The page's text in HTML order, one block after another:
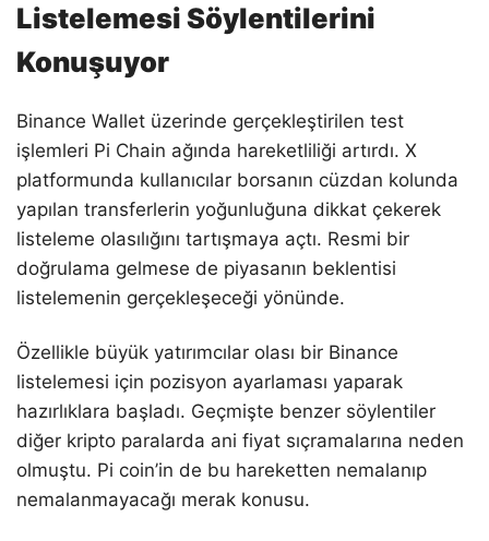
Listelemesi Söylentilerini
Konuşuyor
Binance Wallet üzerinde gerçekleştirilen test
işlemleri Pi Chain ağında hareketliliği artırdı. X
platformunda kullanıcılar borsanın cüzdan kolunda
yapılan transferlerin yoğunluğuna dikkat çekerek
listeleme olasılığını tartışmaya açtı. Resmi bir
doğrulama gelmese de piyasanın beklentisi
listelemenin gerçekleşeceği yönünde.
Özellikle büyük yatırımcılar olası bir Binance
listelemesi için pozisyon ayarlaması yaparak
hazırlıklara başladı. Geçmişte benzer söylentiler
diğer kripto paralarda ani fiyat sıçramalarına neden
olmuştu. Pi coin’in de bu hareketten nemalanıp
nemalanmayacağı merak konusu.